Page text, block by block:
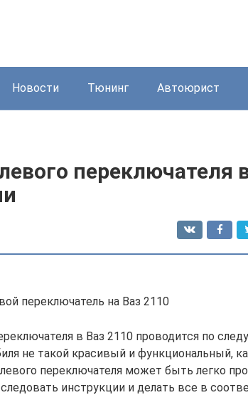
Новости Тюнинг Автоюрист
переключателя
переключатель на Ваз 2110
в Ваз 2110 проводится по
не такой красивый и функциональный,
переключателя может быть легко
инструкции и делать все в